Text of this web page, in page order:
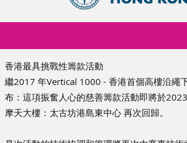
香港最具挑戰性籌款活動
繼2017 年Vertical 1000 - 香港首個高樓沿繩
布：這項振奮人心的慈善籌款活動即將於
摩天大樓：太古坊港島東中心 再次回歸。